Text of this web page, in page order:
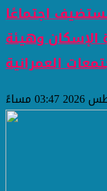
اجتماعًا
الإسكان وهيئة
العمرانية